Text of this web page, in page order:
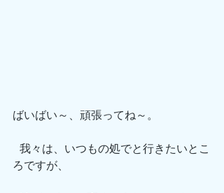
ばいばい～、頑張ってね～。
ろですが、